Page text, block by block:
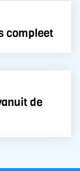
compleet
de